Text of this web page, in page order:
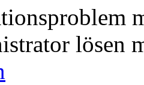
lösen